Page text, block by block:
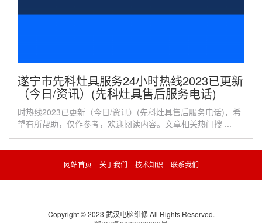
遂宁市先科灶具服务24小时热线2023已更新
（今日/资讯）(先科灶具售后服务电话)
时热线2023已更新（今日/资讯）(先科灶具售后服务电话)，希
望有所帮助，仅作参考，欢迎阅读内容。文章相关热门搜 ...
网站首页 关于我们 技术知识 联系我们
Copyright © 2023 武汉电脑维修 All Rights Reserved.